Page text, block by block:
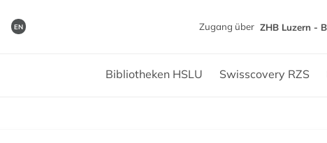
EN Zugang über ZHB Luzern -
Bibliotheken HSLU Swisscovery RZS